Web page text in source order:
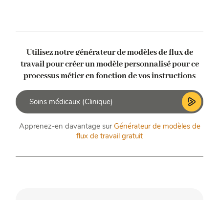
Utilisez notre générateur de modèles de flux de
travail pour créer un modèle personnalisépour ce
processus métier en fonction de vos instructions
Apprenez-en davantage sur Générateur de modèles de
flux de travail gratuit